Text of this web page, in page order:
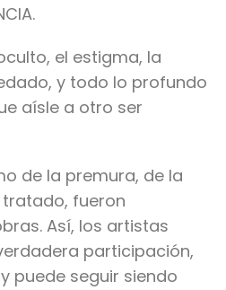
el estigma, la
y todo lo profundo
aísle a otro ser
de la premura, de la
tratado, fueron
Así, los artistas
participación,
puede seguir siendo